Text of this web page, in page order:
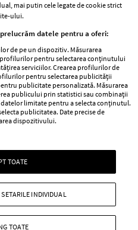
femei
Viva
Avantaje
Retete practice
ONJN nr. 821/25.09.2025.
interzise minorilor.
Romania SRL
mai putin cele legate de cookie strict
ului.
datele pentru a oferi:
de pe un dispozitiv. Măsurarea
pentru selectarea conținutului
serviciilor. Crearea profilurilor de
pentru selectarea publicității
publicitate personalizată. Măsurarea
publicului prin statistici sau combinații
limitate pentru a selecta conținutul.
publicitatea. Date precise de
dispozitivului.
TOATE
TOATE
INDIVIDUAL